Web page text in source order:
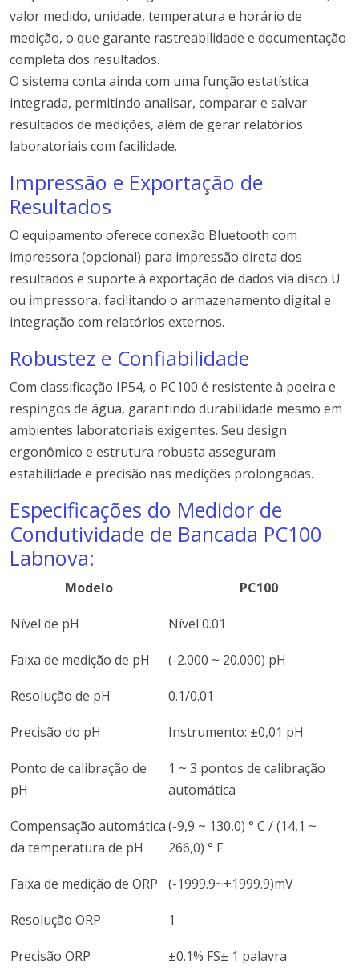
valor medido, unidade, temperatura e horário de
medição, o que garante rastreabilidade e documentação
completa dos resultados.
O sistema conta ainda com uma função estatística
integrada, permitindo analisar, comparar e salvar
resultados de medições, além de gerar relatórios
laboratoriais com facilidade.
Impressão e Exportação de
Resultados
O equipamento oferece conexão Bluetooth com
impressora (opcional) para impressão direta dos
resultados e suporte à exportação de dados via disco U
ou impressora, facilitando o armazenamento digital e
integração com relatórios externos.
Robustez e Confiabilidade
Com classificação IP54, o PC100 é resistente à poeira e
respingos de água, garantindo durabilidade mesmo em
ambientes laboratoriais exigentes. Seu design
ergonômico e estrutura robusta asseguram
estabilidade e precisão nas medições prolongadas.
Especificações do Medidor de
Condutividade de Bancada PC100
Labnova:
Modelo PC100
Nível de pH Nível 0.01
Faixa de medição de pH (-2.000 ~ 20.000) pH
Resolução de pH 0.1/0.01
Precisão do pH Instrumento: ±0,01 pH
Ponto de calibração de
pH
1 ~ 3 pontos de calibração
automática
Compensação automática
da temperatura de pH
(-9,9 ~ 130,0) ° C / (14,1 ~
266,0) ° F
Faixa de medição de ORP (-1999.9~+1999.9)mV
Resolução ORP 1
Precisão ORP ±0.1% FS± 1 palavra